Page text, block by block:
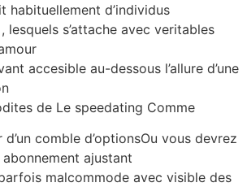
habituellement d’individus
lesquels s’attache avec veritables
accesible au-dessous l’allure d’une
de Le speedating Comme
comble d’optionsOu vous devrez
ajustant
malcommode avec visible des